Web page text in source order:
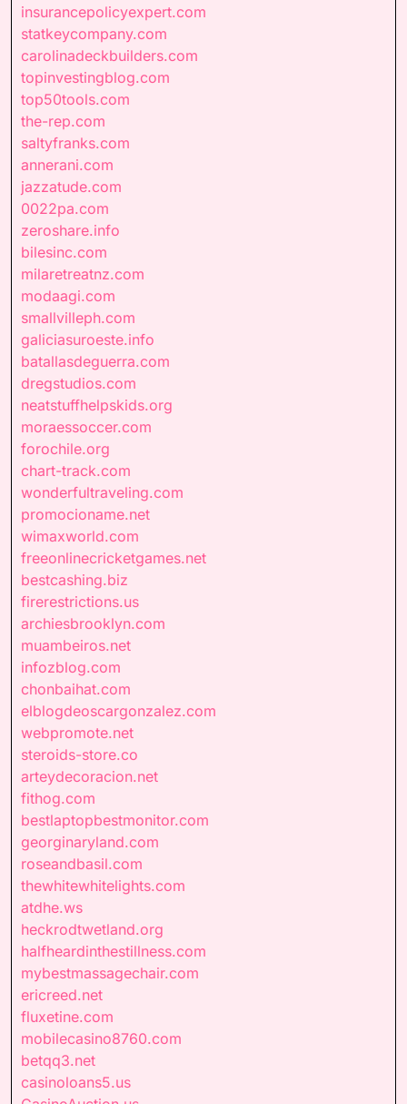
insurancepolicyexpert.com
statkeycompany.com
carolinadeckbuilders.com
topinvestingblog.com
top50tools.com
the-rep.com
saltyfranks.com
annerani.com
jazzatude.com
0022pa.com
zeroshare.info
bilesinc.com
milaretreatnz.com
modaagi.com
smallvilleph.com
galiciasuroeste.info
batallasdeguerra.com
dregstudios.com
neatstuffhelpskids.org
moraessoccer.com
forochile.org
chart-track.com
wonderfultraveling.com
promocioname.net
wimaxworld.com
freeonlinecricketgames.net
bestcashing.biz
firerestrictions.us
archiesbrooklyn.com
muambeiros.net
infozblog.com
chonbaihat.com
elblogdeoscargonzalez.com
webpromote.net
steroids-store.co
arteydecoracion.net
fithog.com
bestlaptopbestmonitor.com
georginaryland.com
roseandbasil.com
thewhitewhitelights.com
atdhe.ws
heckrodtwetland.org
halfheardinthestillness.com
mybestmassagechair.com
ericreed.net
fluxetine.com
mobilecasino8760.com
betqq3.net
casinoloans5.us